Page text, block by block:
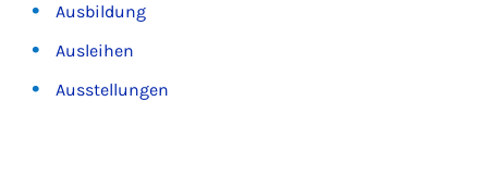
Ausbildung
Ausleihen
Ausstellungen